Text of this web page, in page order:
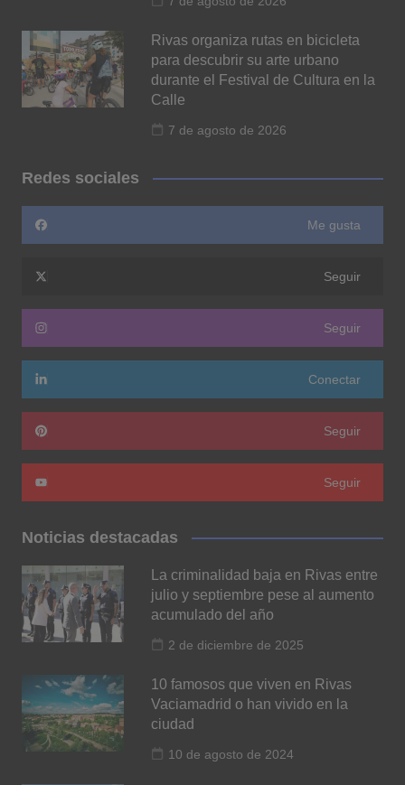
Rivas organiza rutas en bicicleta
para descubrir su arte urbano
durante el Festival de Cultura en la
Calle
7 de agosto de 2026
Redes sociales
Me gusta
Seguir
Seguir
Conectar
Seguir
Seguir
Noticias destacadas
La criminalidad baja en Rivas entre
julio y septiembre pese al aumento
acumulado del año
2 de diciembre de 2025
10 famosos que viven en Rivas
Vaciamadrid o han vivido en la
ciudad
10 de agosto de 2024